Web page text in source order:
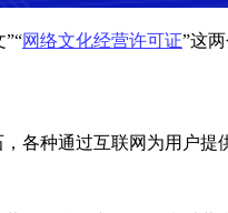
网络文化经营许可证”这
各种通过互联网为用户